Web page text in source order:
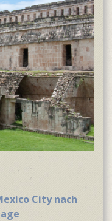
City nach